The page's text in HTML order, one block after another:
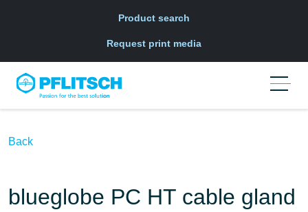
Product search
Request print media
Back
blueglobe PC HT cable gland